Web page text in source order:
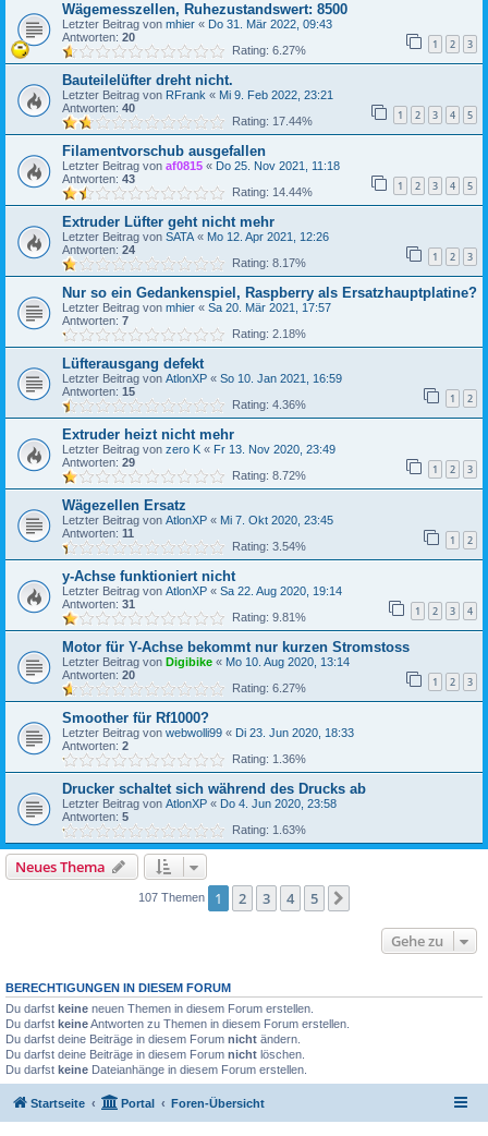
Wägemesszellen, Ruhezustandswert: 8500
Letzter Beitrag von mhier « Do 31. Mär 2022, 09:43
Antworten: 20 1 2 3
Rating: 6.27%
Bauteilelüfter dreht nicht.
Letzter Beitrag von RFrank « Mi 9. Feb 2022, 23:21
Antworten: 40 1 2 3 4 5
Rating: 17.44%
Filamentvorschub ausgefallen
Letzter Beitrag von af0815 « Do 25. Nov 2021, 11:18
Antworten: 43 1 2 3 4 5
Rating: 14.44%
Extruder Lüfter geht nicht mehr
Letzter Beitrag von SATA « Mo 12. Apr 2021, 12:26
Antworten: 24 1 2 3
Rating: 8.17%
Nur so ein Gedankenspiel, Raspberry als Ersatzhauptplatine?
Letzter Beitrag von mhier « Sa 20. Mär 2021, 17:57
Antworten: 7
Rating: 2.18%
Lüfterausgang defekt
Letzter Beitrag von AtlonXP « So 10. Jan 2021, 16:59
Antworten: 15 1 2
Rating: 4.36%
Extruder heizt nicht mehr
Letzter Beitrag von zero K « Fr 13. Nov 2020, 23:49
Antworten: 29 1 2 3
Rating: 8.72%
Wägezellen Ersatz
Letzter Beitrag von AtlonXP « Mi 7. Okt 2020, 23:45
Antworten: 11 1 2
Rating: 3.54%
y-Achse funktioniert nicht
Letzter Beitrag von AtlonXP « Sa 22. Aug 2020, 19:14
Antworten: 31 1 2 3 4
Rating: 9.81%
Motor für Y-Achse bekommt nur kurzen Stromstoss
Letzter Beitrag von Digibike « Mo 10. Aug 2020, 13:14
Antworten: 20 1 2 3
Rating: 6.27%
Smoother für Rf1000?
Letzter Beitrag von webwolli99 « Di 23. Jun 2020, 18:33
Antworten: 2
Rating: 1.36%
Drucker schaltet sich während des Drucks ab
Letzter Beitrag von AtlonXP « Do 4. Jun 2020, 23:58
Antworten: 5
Rating: 1.63%
Neues Thema
107 Themen 1 2 3 4 5
Gehe zu
BERECHTIGUNGEN IN DIESEM FORUM
Du darfst keine neuen Themen in diesem Forum erstellen.
Du darfst keineAntworten zu Themen in diesem Forum erstellen.
Du darfst deine Beiträge in diesem Forum nicht ändern.
Du darfst deine Beiträge in diesem Forum nicht löschen.
Du darfst keine Dateianhänge in diesem Forum erstellen.
Startseite Portal Foren-Übersicht